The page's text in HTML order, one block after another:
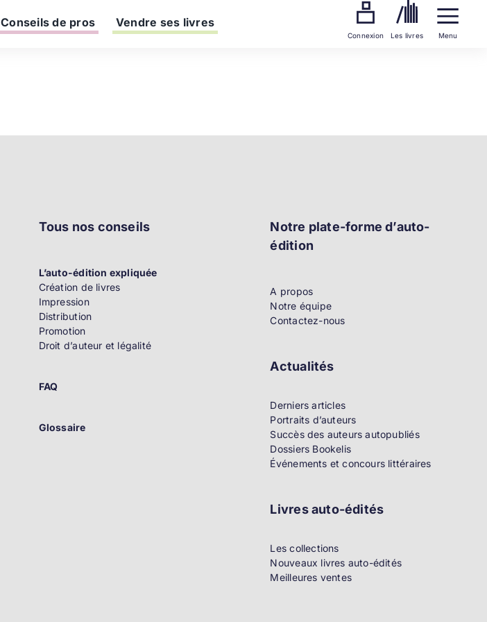
Conseils de pros Vendre ses livres
Connexion Les livres Menu
Tous nos conseils
L’auto-édition expliquée
Création de livres
Impression
Distribution
Promotion
Droit d’auteur et légalité
FAQ
Glossaire
Notre plate-forme d’auto-
édition
A propos
Notre équipe
Contactez-nous
Actualités
Derniers articles
Portraits d’auteurs
Succès des auteurs autopubliés
Dossiers Bookelis
Événements et concours littéraires
Livres auto-édités
Les collections
Nouveaux livres auto-édités
Meilleures ventes